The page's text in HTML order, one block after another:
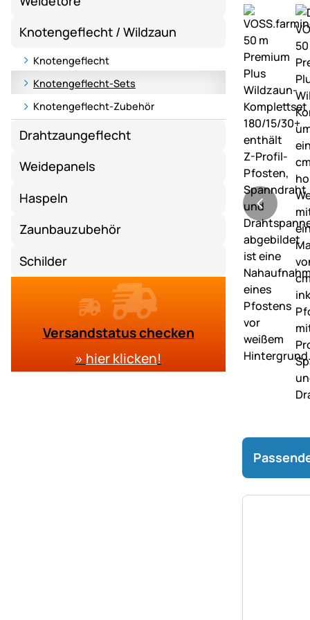
Knotengeflecht / Wildzaun
Knotengeflecht
Knotengeflecht-Sets
Knotengeflecht-Zubehör
Drahtzaungeflecht
Weidepanels
Haspeln
Zaunbauzubehör
Schilder
Versandstatus checken
» hier klicken!